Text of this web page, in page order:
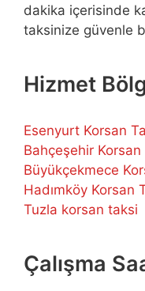
dakika içerisinde
taksinize güvenle
Hizmet
Esenyurt Korsan
Bahçeşehir Korsan
Büyükçekmece
Hadımköy Korsan
Tuzla korsan taksi
Çalışma